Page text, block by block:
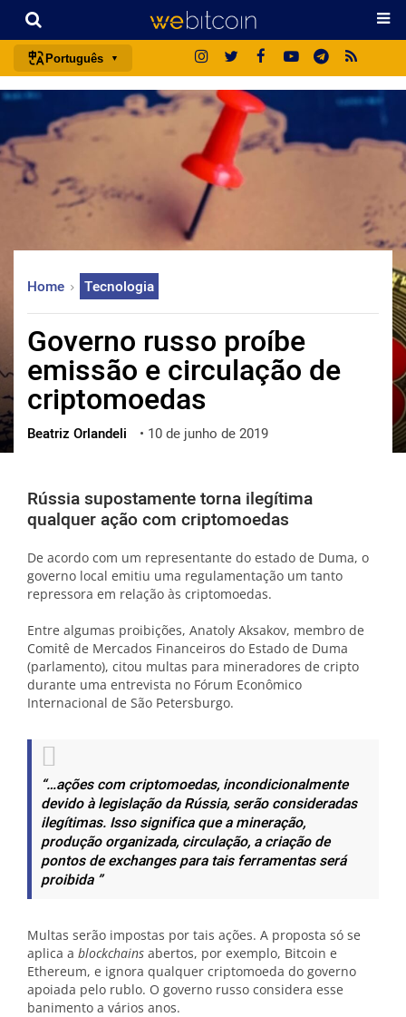
Português
português (BR)
english
français
italiano
中文
한국어
العربية
ไทย
ქართული
Home Tecnologia
Governo russo proíbe
emissão e circulação de
criptomoedas
Beatriz Orlandeli • 10 de junho de 2019
Rússia supostamente torna ilegítima
qualquer ação com criptomoedas
De acordo com um representante do estado de Duma, o
governo local emitiu uma regulamentação um tanto
repressora em relação às criptomoedas.
Entre algumas proibições, Anatoly Aksakov, membro de
Comitê de Mercados Financeiros do Estado de Duma
(parlamento), citou multas para mineradores de cripto
durante uma entrevista no Fórum Econômico
Internacional de São Petersburgo.
“…ações com criptomoedas, incondicionalmente
devido à legislação da Rússia, serão consideradas
ilegítimas. Isso significa que a mineração,
produção organizada, circulação, a criação de
pontos de exchanges para tais ferramentas será
proibida ”
Multas serão impostas por tais ações. A proposta só se
aplica a blockchains abertos, por exemplo, Bitcoin e
Ethereum, e ignora qualquer criptomoeda do governo
apoiada pelo rublo. O governo russo considera esse
banimento a vários anos.